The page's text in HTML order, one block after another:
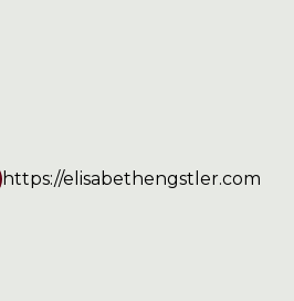
https://elisabethengstler.com